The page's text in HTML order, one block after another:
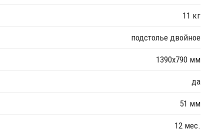
11 кг
подстолье двойное
1390х790 мм
да
51 мм
12 мес.